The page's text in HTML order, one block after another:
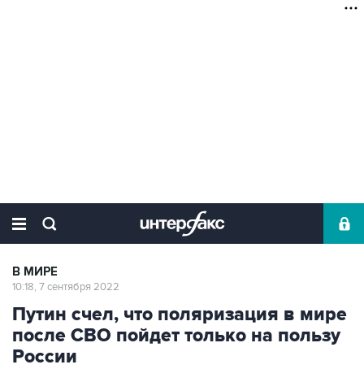
В МИРЕ
10:18, 7 сентября 2022
Путин счел, что поляризация в мире
после СВО пойдет только на пользу
России